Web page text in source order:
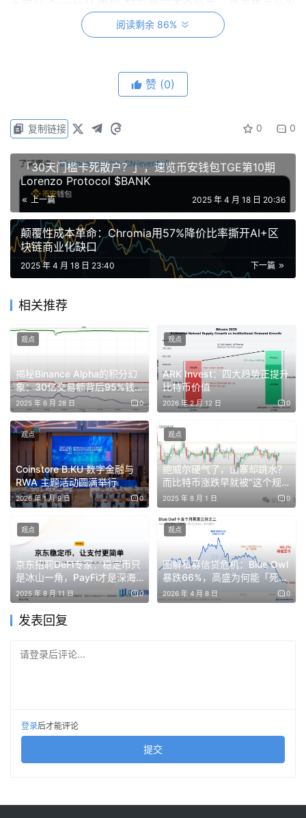
者 Ropirito 创造的石头「tee_hee_he」之后多次出现在
而 MCP 这个词可能在最近更常听到，可以将它理解类比为
大模型的 USB-C 接口，让各种设备都能通过同一接口连
接，不会因更换设备而无法使用相同的接头，自 2024 年
11 月 25 日 Anthropic 开源 MCP 之后便迅速席卷 AI 届，
在 2025 年 2 月开始在 CryptoAI 中开始流行。
而由这两个早已经耳熟能详的概念组成的项目 DARK，在
CryptoAI 市场边缘化的情况下将市值推到 3000 万美元，
其中由两个主要因素导致，「创始人的决策与效率」、「创
始人所属团队的未来预期」。
创始人的决策与效率
友人制定健身计划后，Edgar Pavlovsky 一年间
的变化
创始人 Edgar Pavlovsky 精通英语和俄语，毕业于犹他大
学，这是一所坐落于盐湖城的历史悠久的院校，而 MtnDao
阅读剩余 86%
赞 (0)
0 0
复制链接
「30天门槛卡死散户？」，速览币安钱包TGE第10期
Lorenzo Protocol $BANK
上一篇 2025 年 4 月 18 日 20:36
颠覆性成本革命：Chromia用57%降价比率撕开AI+区
块链商业化缺口
下一篇
2025 年 4 月 18 日 23:40
相关推荐
揭秘Binance Alpha的积分幻
象：30亿交易额背后95%钱
包净头寸为零？
2025 年 6 月 28 日 0
观点
ARK Invest：四大趋势正提升
比特币价值
2026 年 2 月 12 日 0
观点
Coinstore B.KU 数字金融与
RWA 主题活动圆满举行
2026 年 1 月 9 日 0
观点
鲍威尔硬气了，山寨却跳水？
而比特币涨跌早就被“这个规
律”锁死了？8月SOL、DOGE
这类情绪型龙头助你翻身！
2025 年 8 月 1 日 0
观点
京东招聘DeFi专家：稳定币只
是冰山一角，PayFi才是深海
蓝图
2025 年 8 月 11 日 0
观点
图解私募信贷危机：Blue Owl
暴跌66%，高盛为何能「死里
逃生」？
2026 年 4 月 8 日 0
观点
发表回复
请登录后评论...
登录后才能评论
提交